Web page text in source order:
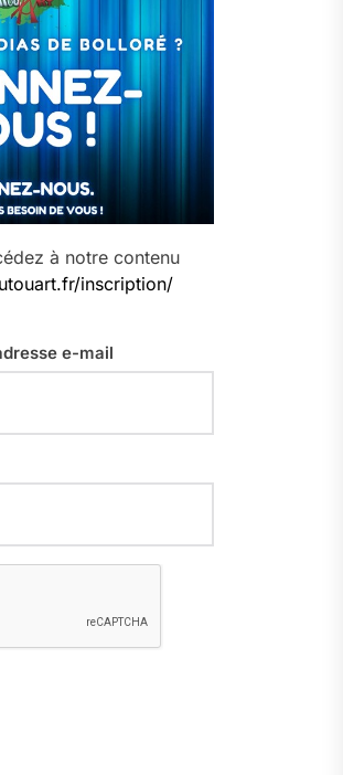
à notre contenu
inscription/
e-mail